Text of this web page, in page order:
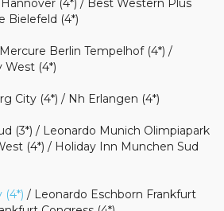
(4*) / Best Western Plus
Bielefeld (4*)
Berlin Tempelhof (4*) /
West (4*)
City (4*) / Nh Erlangen (4*)
(3*) / Leonardo Munich Olimpiapark
(4*) / Holiday Inn Munchen Sud
(4*) / Leonardo Eschborn Frankfurt